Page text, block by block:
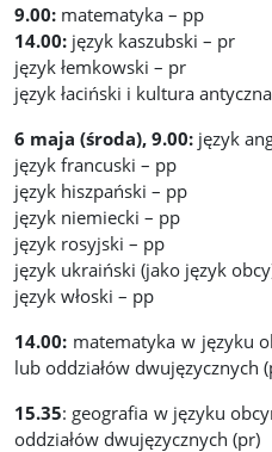
9.00: matematyka – pp
14.00: język kaszubski – pr
język łemkowski – pr
język łaciński i kultura
6 maja (środa), 9.00: język
język francuski – pp
język hiszpański – pp
język niemiecki – pp
język rosyjski – pp
język ukraiński (jako język
język włoski – pp
14.00: matematyka w języku
lub oddziałów dwujęzycznych
15.35: geografia w języku
oddziałów dwujęzycznych (pr)